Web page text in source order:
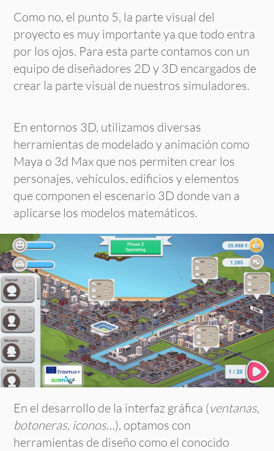
Como no, el punto 5, la parte visual del
proyecto es muy importante ya que todo entra
por los ojos. Para esta parte contamos con un
equipo de diseñadores 2D y 3D encargados de
crear la parte visual de nuestros simuladores.
En entornos 3D, utilizamos diversas
herramientas de modelado y animación como
Maya o 3d Max que nos permiten crear los
personajes, vehículos, edificios y elementos
que componen el escenario 3D donde van a
aplicarse los modelos matemáticos.
En el desarrollo de la interfaz gráfica (ventanas,
botoneras, iconos…), optamos con
herramientas de diseño como el conocido